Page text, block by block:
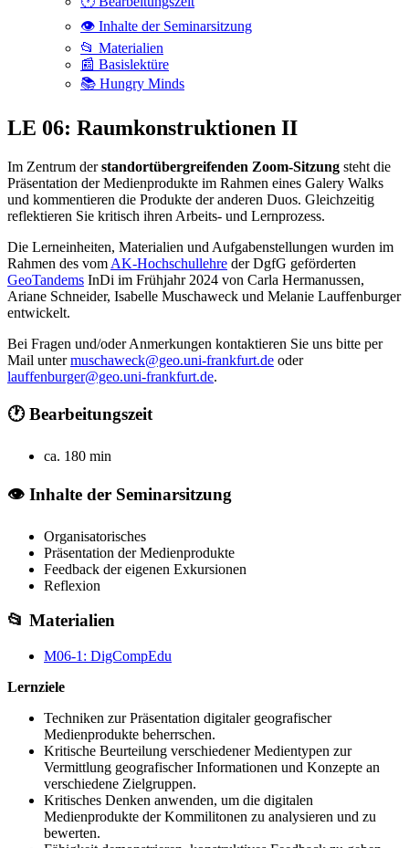
👁 Inhalte der Seminarsitzung
📂 Materialien
📰 Basislektüre
📚 Hungry Minds
LE 06: Raumkonstruktionen II
Im Zentrum derstandortübergreifenden Zoom-Sitzung steht die
Präsentation der Medienprodukte im Rahmen eines Galery Walks
und kommentieren die Produkte der anderen Duos. Gleichzeitig
reflektieren Sie kritisch ihren Arbeits- und Lernprozess.
Die Lerneinheiten, Materialien und Aufgabenstellungen wurden im
Rahmen des vom AK-Hochschullehre der DgfG geförderten
GeoTandems InDi im Frühjahr 2024 von Carla Hermanussen,
Ariane Schneider, Isabelle Muschaweck und Melanie Lauffenburger
entwickelt.
Bei Fragen und/oder Anmerkungen kontaktieren Sie uns bitte per
Mail untermuschaweck@geo.uni-frankfurt.de oder
lauffenburger@geo.uni-frankfurt.de.
🕐 Bearbeitungszeit
ca. 180 min
👁 Inhalte der Seminarsitzung
Organisatorisches
Präsentation der Medienprodukte
Feedback der eigenen Exkursionen
Reflexion
📂 Materialien
M06-1: DigCompEdu
Lernziele
Techniken zur Präsentation digitaler geografischer
Medienprodukte beherrschen.
Kritische Beurteilung verschiedener Medientypen zur
Vermittlung geografischer Informationen und Konzepte an
verschiedene Zielgruppen.
Kritisches Denken anwenden, um die digitalen
Medienprodukte der Kommilitonen zu analysieren und zu
bewerten.